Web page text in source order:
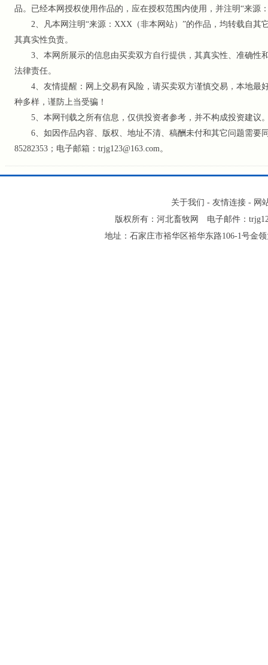
品。已经本网授权使用作品的，应在授权范围内使用，并注明“来源
2、凡本网注明“来源：XXX（非本网站）”的作品，均转载自其
其真实性负责。
3、本网所展示的信息由买卖双方自行提供，其真实性、准确性
法律责任。
4、友情提醒：网上交易有风险，请买卖双方谨慎交易，本地最
种多样，谨防上当受骗！
5、本网刊载之所有信息，仅供投资者参考 ，并不构成投资建议
6、如因作品内容、版权、地址不清、稿酬未付和其它问题需要
85282353；电子邮箱：trjg123@163.com。
关于我们 - 友情连接 - 网
版权所有：河北畜牧网 电子邮件：
地址：石家庄市裕华区裕华东路106-1号金领